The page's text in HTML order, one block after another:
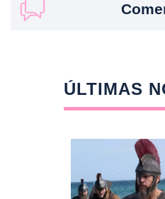
ÚLTIMAS